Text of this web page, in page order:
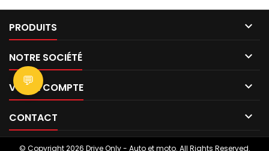
PRODUITS 
NOTRE SOCIÉTÉ 
VOTRE COMPTE 
CONTACT 
© Copyright 2026 Drive Only - Auto et moto. All Rights Reserved.
💬